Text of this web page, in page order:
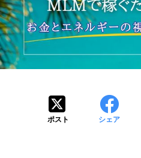
ポスト シェア